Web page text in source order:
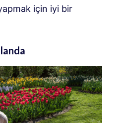
için iyi bir